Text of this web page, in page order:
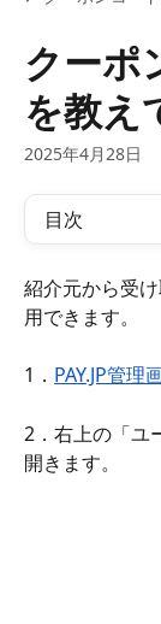
クーポ
を教え
2025年4月28日
目次
紹介元から受
用できます。
1． PAY.JP管理
2．右上の「ユ
開きます。